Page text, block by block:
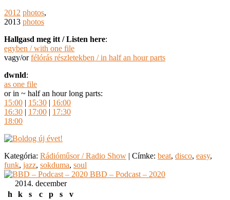
2012 photos,
2013 photos
Hallgasd meg itt / Listen here:
egyben / with one file
vagy/orfélórás részletekben / in half an hour parts
dwnld:
as one file
or in ~ half an hour long parts:
15:00 | 15:30 | 16:00
16:30 | 17:00 | 17:30
18:00
Kategória: Rádióműsor / Radio Show | Címke: beat, disco, easy,
funk, jazz, sokduma, soul
BBD – Podcast – 2020
2014. december
h
k s c p s
v